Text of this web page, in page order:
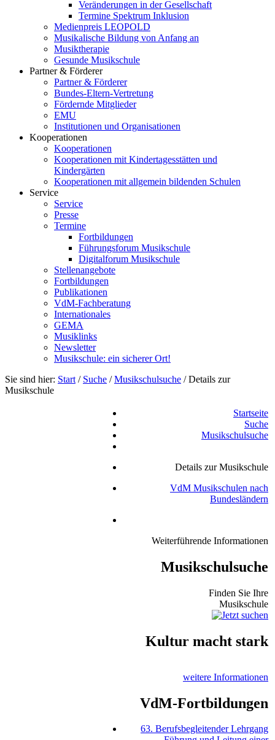
Veränderungen in der Gesellschaft
Termine Spektrum Inklusion
Medienpreis LEOPOLD
Musikalische Bildung von Anfang an
Musiktherapie
Gesunde Musikschule
Partner & Förderer
Partner & Förderer
Bundes-Eltern-Vertretung
Fördernde Mitglieder
EMU
Institutionen und Organisationen
Kooperationen
Kooperationen
Kooperationen mit Kindertagesstätten und
Kindergärten
Kooperationen mit allgemein bildenden Schulen
Service
Service
Presse
Termine
Fortbildungen
Führungsforum Musikschule
Digitalforum Musikschule
Stellenangebote
Fortbildungen
Publikationen
VdM-Fachberatung
Internationales
GEMA
Musiklinks
Newsletter
Musikschule: ein sicherer Ort!
Sie sind hier: Start / Suche /Musikschulsuche /Details zur
Musikschule
Startseite
Suche
Musikschulsuche
Details zur Musikschule
VdM Musikschulen nach
Bundesländern
Weiterführende Informationen
Musikschulsuche
Finden Sie Ihre
Musikschule
Kultur macht stark
weitere Informationen
VdM-Fortbildungen
63. Berufsbegleitender Lehrgang